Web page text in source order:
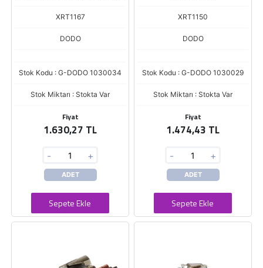
XRT1167
DODO
Stok Kodu : G-DODO 1030034
Stok Miktarı : Stokta Var
Fiyat
1.630,27 TL
- +
ADET
Sepete Ekle
XRT1150
DODO
Stok Kodu : G-DODO 1030029
Stok Miktarı : Stokta Var
Fiyat
1.474,43 TL
- +
ADET
Sepete Ekle